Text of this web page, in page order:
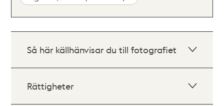
Så här källhänvisar du till fotografiet
Rättigheter